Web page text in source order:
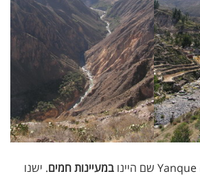
במעיינות חמים. ישנו